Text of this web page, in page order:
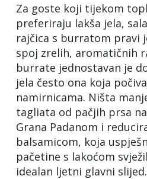
Za goste koji tijekom
preferiraju lakša jela,
rajčica s burratom pravi
spoj zrelih, aromatičnih
burrate jednostavan je
jela često ona koja
namirnicama. Ništa
tagliata od pačjih prsa
Grana Padanom i
balsamicom, koja
pačetine s lakoćom
idealan ljetni glavni slijed.